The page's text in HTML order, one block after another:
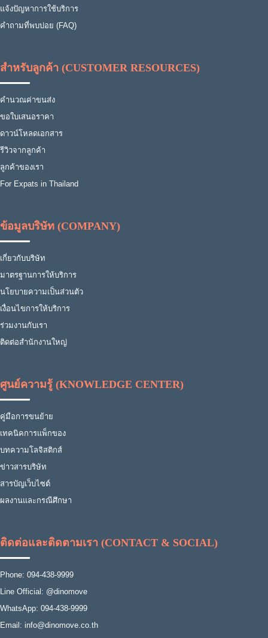
แจ้งปัญหาการใช้บริการ
คำถามที่พบบ่อย (FAQ)
สำหรับลูกค้า (CUSTOMER RESOURCES)
คำนวณค่าขนส่ง
ขอใบเสนอราคา
ดาวน์โหลดเอกสาร
รีวิวจากลูกค้า
ลูกค้าของเรา
For Expats in Thailand
ข้อมูลบริษัท (COMPANY)
เกี่ยวกับบริษัท
มาตรฐานการให้บริการ
นโยบายความเป็นส่วนตัว
เงื่อนไขการให้บริการ
ร่วมงานกับเรา
ติดต่อสำนักงานใหญ่
ศูนย์ความรู้ (KNOWLEDGE CENTER)
คู่มือการขนย้าย
เทคนิคการแพ็กของ
บทความโลจิสติกส์
ข่าวสารบริษัท
สารบัญเว็บไซต์
ผลงานและกรณีศึกษา
ติดต่อและติดตามเรา (CONTACT & SOCIAL)
Phone: 094-438-9999
Line Official: @dinomove
WhatsApp: 094-438-9999
Email: info@dinomove.co.th